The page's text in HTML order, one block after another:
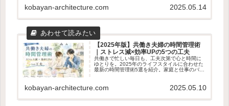
トをわかりやすく解説します。
kobayan-architecture.com 2025.05.14
【2025年版】共働き夫婦の時間管理術
｜ストレス減×効率UPの5つの工夫
共働きで忙しい毎日も、工夫次第で心と時間に
ゆとりを。2025年のライフスタイルに合わせた
最新の時間管理術5選を紹介。家庭と仕事のバラ
kobayan-architecture.com 2025.05.10